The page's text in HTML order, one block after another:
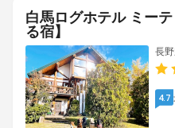
白馬ログホテル ミー
る宿】
長
4.7